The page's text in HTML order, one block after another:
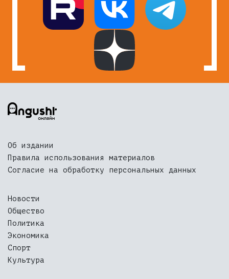
Об издании
Правила использования материалов
Согласие на обработку персональных данных
Новости
Общество
Политика
Экономика
Спорт
Культура